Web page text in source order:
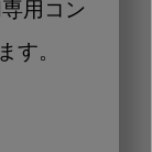
用コン
す。